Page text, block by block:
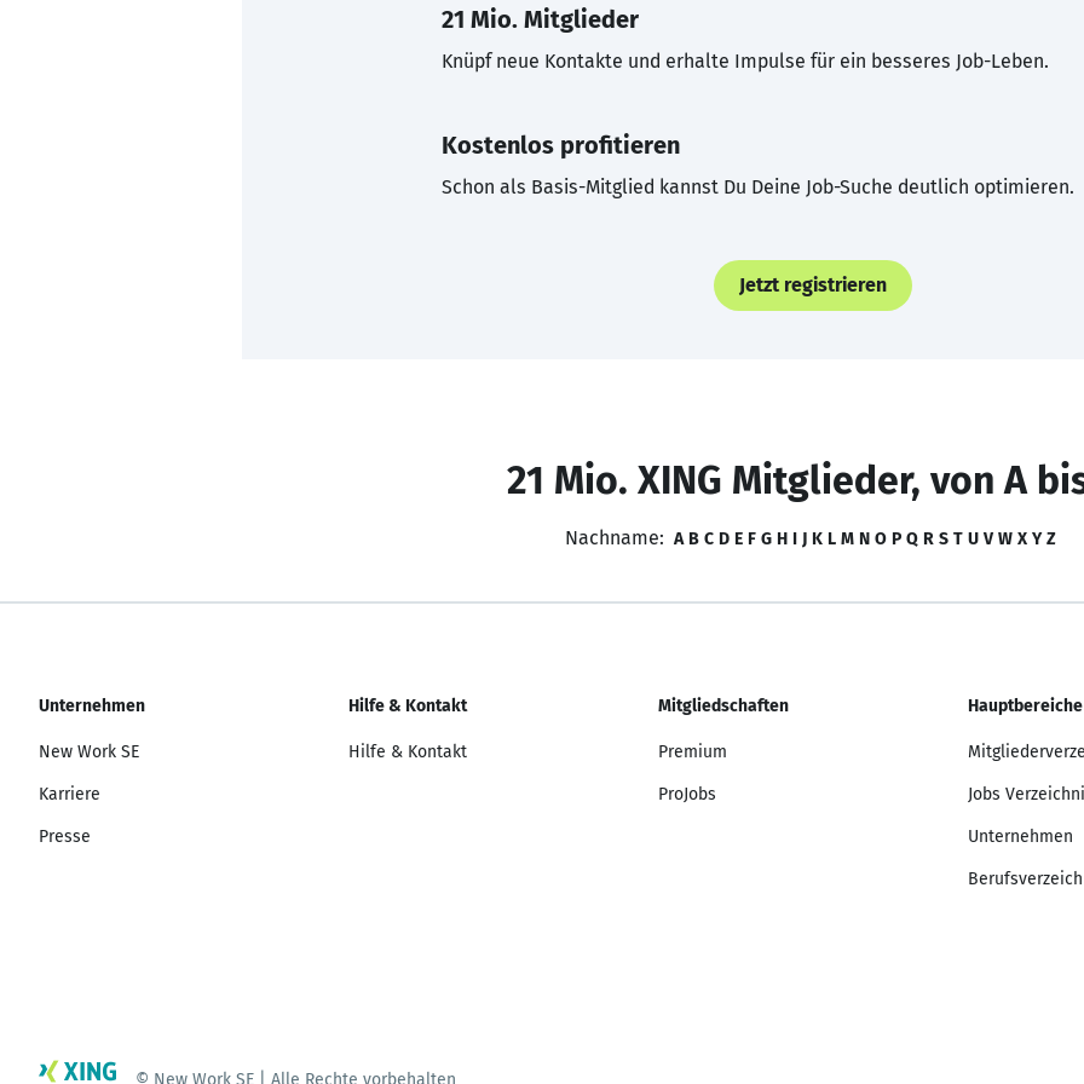
21 Mio. Mitglieder
Knüpf neue Kontakte und erhalte Impulse für ein besseres Job-Leben.
Kostenlos profitieren
Schon als Basis-Mitglied kannst Du Deine Job-Suche deutlich optimieren.
Jetzt registrieren
21 Mio. XING Mitglieder, von A
Nachname: A B C D E F G H I J K L M N O P Q R S T U V W X Y Z
Unternehmen
New Work SE
Karriere
Presse
Hilfe & Kontakt
Hilfe & Kontakt
Mitgliedschaften
Premium
ProJobs
Hauptbereiche
Jobs
Unternehmen
© New Work SE | Alle Rechte vorbehalten